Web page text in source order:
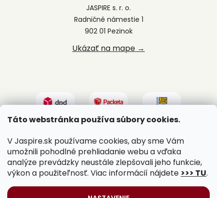
Táto webstránka používa súbory cookies.
V Jaspire.sk používame cookies, aby sme Vám
umožnili pohodlné prehliadanie webu a vďaka
analýze prevádzky neustále zlepšovali jeho funkcie,
výkon a použiteľnosť. Viac informácií nájdete >>> TU.
JASPIRE s. r. o.
Radničné námestie 1
902 01 Pezinok
Ukázať na mape →